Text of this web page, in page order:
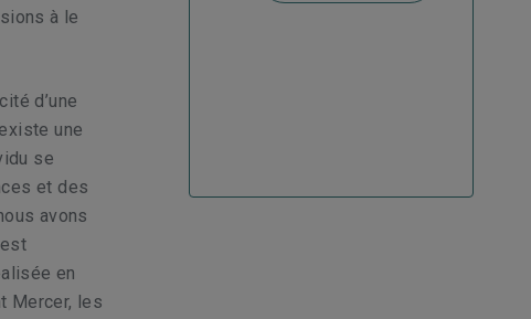
à le
d’une
une
se
et des
avons
en
Mercer, les